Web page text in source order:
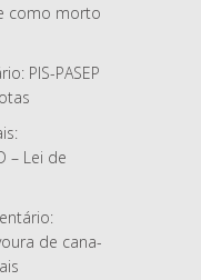
como morto
PIS-PASEP
– Lei de
de cana-